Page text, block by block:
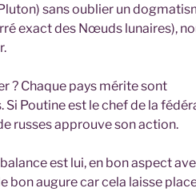
sans oublier un
exact des Nœuds lunaires),
? Chaque pays mérite sont
Poutine est le chef de la
russes approuve son action.
est lui, en bon aspect
augure car cela laisse